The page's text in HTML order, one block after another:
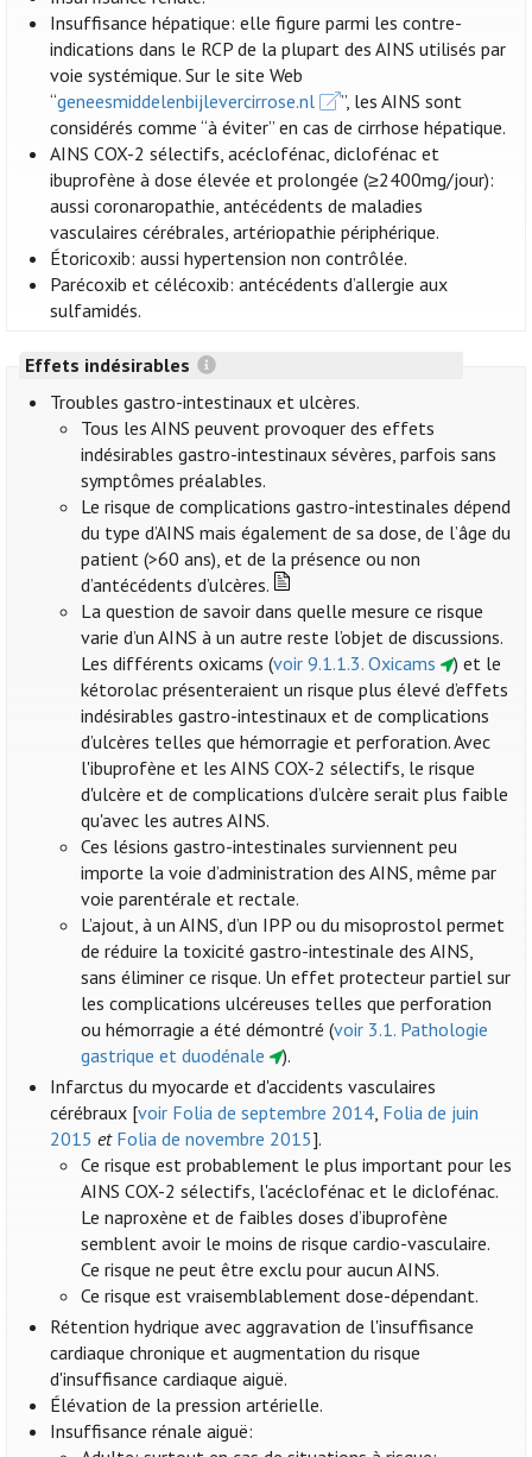
Insuffisance hépatique: elle figure parmi les contre-
indications dans le RCP de la plupart des AINS utilisés par
voie systémique. Sur le site Web
“geneesmiddelenbijlevercirrose.nl
”, les AINS sont
considérés comme “à éviter” en cas de cirrhose hépatique.
AINS COX-2 sélectifs, acéclofénac, diclofénac et
ibuprofène à dose élevée et prolongée (≥2400mg/jour):
aussi coronaropathie, antécédents de maladies
vasculaires cérébrales, artériopathie périphérique.
Étoricoxib: aussi hypertension non contrôlée.
Parécoxib et célécoxib: antécédents d’allergie aux
sulfamidés.
Effets indésirables
Troubles gastro-intestinaux et ulcères.
Tous les AINS peuvent provoquer des effets
indésirables gastro-intestinaux sévères, parfois sans
symptômes préalables.
Le risque de complications gastro-intestinales dépend
du type d’AINS mais également de sa dose, de l’âge du
patient (>60 ans), et de la présence ou non
d’antécédents d’ulcères.
La question de savoir dans quelle mesure ce risque
varie d’un AINS à un autre reste l’objet de discussions.
Les différents oxicams (voir 9.1.1.3. Oxicams
) et le
kétorolac présenteraient un risque plus élevé d’effets
indésirables gastro-intestinaux et de complications
d’ulcères telles que hémorragie et perforation. Avec
l'ibuprofène et les AINS COX-2 sélectifs, le risque
d'ulcère et de complications d’ulcère serait plus faible
qu'avec les autres AINS.
Ces lésions gastro-intestinales surviennent peu
importe la voie d’administration des AINS, même par
voie parentérale et rectale.
L’ajout, à un AINS, d’un IPP ou du misoprostol permet
de réduire la toxicité gastro-intestinale des AINS,
sans éliminer ce risque. Un effet protecteur partiel sur
les complications ulcéreuses telles que perforation
ou hémorragie a été démontré (voir 3.1. Pathologie
gastrique et duodénale
).
Infarctus du myocarde et d'accidents vasculaires
cérébraux [voir Folia de septembre 2014, Folia de juin
2015 et Folia de novembre 2015].
Ce risque est probablement le plus important pour les
AINS COX-2 sélectifs, l'acéclofénac et le diclofénac.
Le naproxène et de faibles doses d’ibuprofène
semblent avoir le moins de risque cardio-vasculaire.
Ce risque ne peut être exclu pour aucun AINS.
Ce risque est vraisemblablement dose-dépendant.
Rétention hydrique avec aggravation de l'insuffisance
cardiaque chronique et augmentation du risque
d'insuffisance cardiaque aiguë.
Élévation de la pression artérielle.
Insuffisance rénale aiguë: